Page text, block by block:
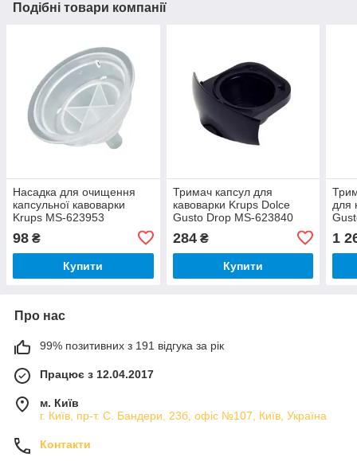
Подібні товари компанії
Насадка для очищення
капсульної кавоварки
Krups MS-623953
98 ₴
Купити
Тримач капсул для
кавоварки Krups Dolce
Gusto Drop MS-623840
284₴
Купити
для
1
Про нас
99% позитивних з 191 відгука за рік
Працює з 12.04.2017
м. Київ
г. Київ, пр-т. С. Бандери, 23б, офіс №107, Київ, Україна
Контакти